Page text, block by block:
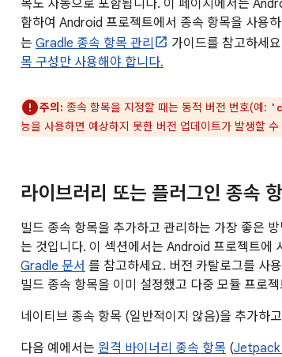
목도 자동으로 포함됩니다. 이 페이지에서는
함하여 Android 프로젝트에서 종속 항목을 사용
는 Gradle 종속 항목 관리 가이드를 참고하세
목 구성만 사용해야 합니다.
주의: 종속 항목을 지정할 때는 동적 버전 번호(예:
능을 사용하면 예상하지 못한 버전 업데이트가 발생할
라이브러리 또는 플러그인 종속
빌드 종속 항목을 추가하고 관리하는 가장 좋은
는 것입니다. 이 섹션에서는 Android 프로젝트에
Gradle 문서 를 참고하세요. 버전 카탈로그를 사
빌드 종속 항목을 이미 설정했고 다중 모듈 프로
네이티브 종속 항목 (일반적이지 않음)을 추가하
다음 예에서는 원격 바이너리 종속 항목 (Jetpack